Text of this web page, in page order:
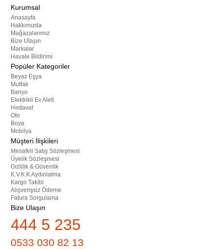
Kurumsal
Anasayfa
Hakkımızda
Mağazalarımız
Bize Ulaşın
Markalar
Havale Bildirimi
Popüler Kategoriler
Beyaz Eşya
Mutfak
Banyo
Elektrikli Ev Aleti
Hırdavat
Oto
Boya
Mobilya
Müşteri İlişkileri
Mesafeli Satış Sözleşmesi
Üyelik Sözleşmesi
Gizlilik & Güvenlik
K.V.K.K Aydınlatma
Kargo Takibi
Alışverişsiz Ödeme
Fatura Sorgulama
Bize Ulaşın
444 5 235
0533 030 82 13